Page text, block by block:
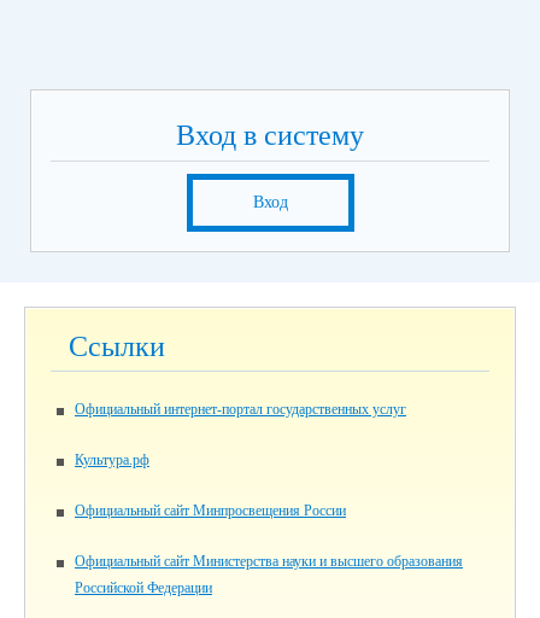
Вход в систему
Вход
Ссылки
Официальный интернет-портал государственных услуг
Культура.рф
Официальный сайт Минпросвещения России
Официальный сайт Министерства науки и высшего образования
Российской Федерации